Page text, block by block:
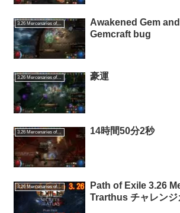
3.26 Mercenaries of Trarthus
Awakened Gem
Gemcraft bug
3.26 Mercenaries of Trarthus 豪運
3.26 Mercenaries of Trarthus 14時間50分2秒
3.26 Mercenaries of Trarthus
Path of Exile 3.26
Trarthus チャレンジ